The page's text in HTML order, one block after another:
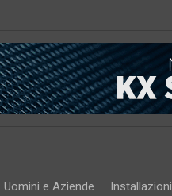
Uomini e Aziende Installazioni